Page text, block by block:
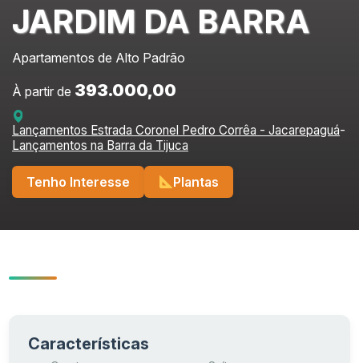
JARDIM DA BARRA
Apartamentos de Alto Padrão
À partir de 393.000,00
Lançamentos Estrada Coronel Pedro Corrêa - Jacarepaguá-
Lançamentos na Barra da Tijuca
Tenho Interesse Plantas
Características